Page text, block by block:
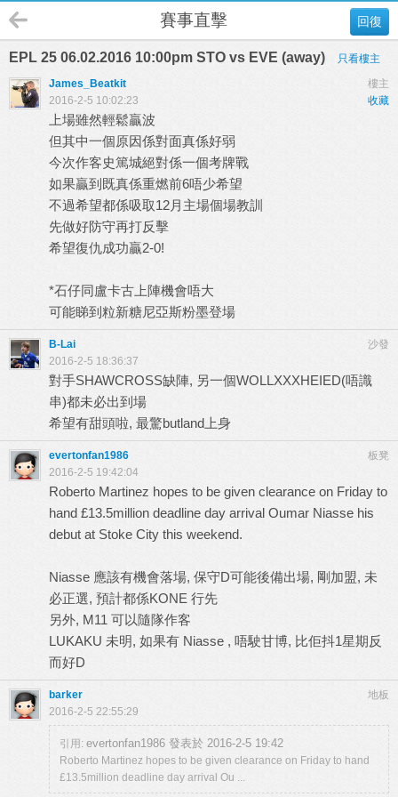
回復
賽事直擊
EPL 25 06.02.2016 10:00pm STO vs EVE (away)
只看樓主
樓主
James_Beatkit
收藏
2016-2-5 10:02:23
上場雖然輕鬆贏波
但其中一個原因係對面真係好弱
今次作客史篤城絕對係一個考牌戰
如果贏到既真係重燃前6唔少希望
不過希望都係吸取12月主場個場教訓
先做好防守再打反擊
希望復仇成功贏2-0!
*石仔同盧卡古上陣機會唔大
可能睇到粒新糖尼亞斯粉墨登場
沙發
B-Lai
2016-2-5 18:36:37
對手SHAWCROSS缺陣, 另一個WOLLXXXHEIED(唔識
串)都未必出到場
希望有甜頭啦, 最驚butland上身
板凳
evertonfan1986
2016-2-5 19:42:04
Roberto Martinez hopes to be given clearance on Friday to
hand £13.5million deadline day arrival Oumar Niasse his
debut at Stoke City this weekend.
Niasse 應該有機會落場, 保守D可能後備出場, 剛加盟, 未
必正選, 預計都係KONE 行先
另外, M11 可以隨隊作客
LUKAKU 未明, 如果有 Niasse , 唔駛甘博, 比佢抖1星期反
而好D
地板
barker
2016-2-5 22:55:29
引用: evertonfan1986 發表於 2016-2-5 19:42
Roberto Martinez hopes to be given clearance on Friday to hand
£13.5million deadline day arrival Ou ...